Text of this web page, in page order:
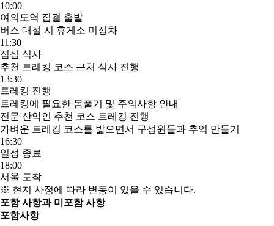
10:00
여의도역 집결 출발
버스 대절 시 휴게소 미정차
11:30
점심 식사
추천 트레킹 코스 근처 식사 진행
13:30
트레킹 진행
트레킹에 필요한 몸풀기 및 주의사항 안내
전문 산악인 추천 코스 트레킹 진행
가벼운 트레킹 코스를 밟으면서 구성원들과 추억 만들기
16:30
일정 종료
18:00
서울 도착
※ 현지 사정에 따라 변동이 있을 수 있습니다.
포함 사항과 미포함 사항
포함사항